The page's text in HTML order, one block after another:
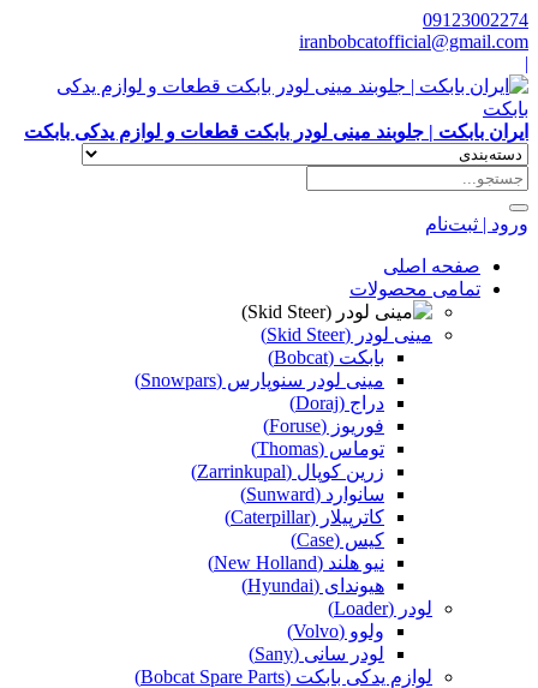
09123002274
iranbobcatofficial@gmail.com
|
ایران بابکت | جلوبند مینی لودر بابکت قطعات و لوازم یدکی بابکت
ورود | ثبت‌نام
صفحه اصلی
تمامی محصولات
مینی لودر (Skid Steer)
بابکت (Bobcat)
مینی لودر سنوپارس (Snowpars)
دراج (Doraj)
فوریوز (Foruse)
توماس (Thomas)
زرین کوپال (Zarrinkupal)
سانوارد (Sunward)
کاترپیلار (Caterpillar)
کیس (Case)
نیو هلند (New Holland)
هیوندای (Hyundai)
لودر (Loader)
ولوو (Volvo)
لودر سانی (Sany)
لوازم یدکی بابکت (Bobcat Spare Parts)